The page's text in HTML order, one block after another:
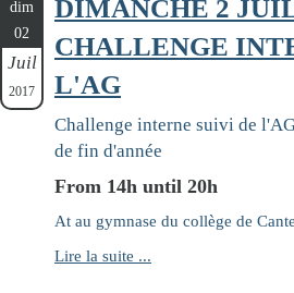
dim
02
Juil
2017
DIMANCHE 2
CHALLENGE
L'AG
Challenge interne suivi de
de fin d'année
From 14h until 20h
At au gymnase du collège de
Lire la suite ...